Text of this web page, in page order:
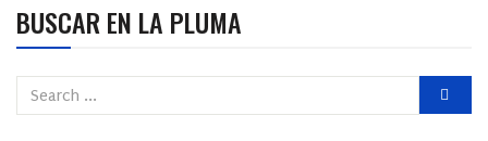
BUSCAR EN LA PLUMA